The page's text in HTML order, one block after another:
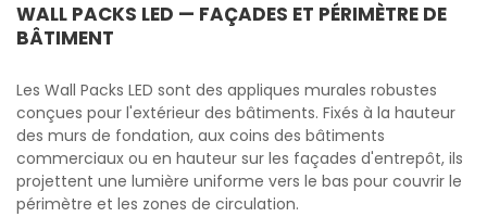
WALL PACKS LED — FAÇADES ET PÉRIMÈTRE DE
BÂTIMENT
Les Wall Packs LED sont des appliques murales robustes
conçues pour l'extérieur des bâtiments. Fixés à la hauteur
des murs de fondation, aux coins des bâtiments
commerciaux ou en hauteur sur les façades d'entrepôt, ils
projettent une lumière uniforme vers le bas pour couvrir le
périmètre et les zones de circulation.